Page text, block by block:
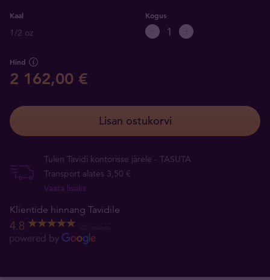
Kaal
1/2 oz
Kogus
Hind
2 162,00 €
Lisan ostukorvi
Tulen Tavidi kontorisse järele - TASUTA
Transport alates 3,50 €
Vaata lisaks
Klientide hinnang Tavidile
4.8